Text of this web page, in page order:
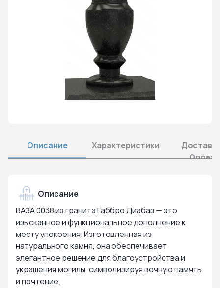
Описание Характеристики
Оплата
Описание
ВАЗА 0038 из гранита Габбро Диабаз — это
изысканное и функциональное дополнение к
месту упокоения. Изготовленная из
натурального камня, она обеспечивает
элегантное решение для благоустройства и
украшения могилы, символизируя вечную память
и почтение.